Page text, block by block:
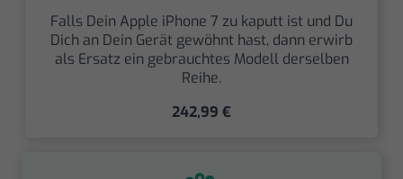
Falls Dein Apple iPhone 7 zu kaputt ist und Du
Dich an Dein Gerät gewöhnt hast, dann erwirb
als Ersatz ein gebrauchtes Modell derselben
Reihe.
242,99 €